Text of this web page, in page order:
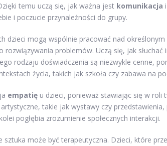
temu uczą się, jak ważna jest komunikacja
i poczucie przynależności do grupy.
dzieci mogą wspólnie pracować nad
rozwiązywania problemów. Uczą się, jak
rodzaju doświadczenia są niezwykle cenne,
życia, takich jak szkoła czy zabawa na
empatię u dzieci, ponieważ stawiając się w roli
artystyczne, takie jak wystawy czy
pogłębia zrozumienie społecznych interakcji.
sztuka może być terapeutyczna. Dzieci, które